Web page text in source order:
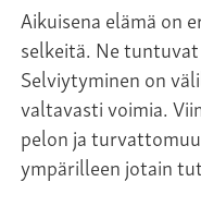
Aikuisena elämä on
selkeitä. Ne
Selviytyminen on
valtavasti voimia.
pelon ja
ympärilleen jotain